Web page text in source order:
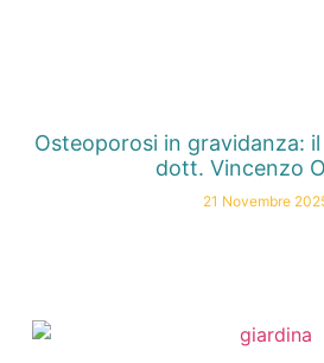
Osteoporosi in gravidanza:
dott. Vincenzo
21 Novembre